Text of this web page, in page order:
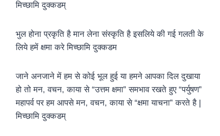
मिच्छामि दुक्कडम्
भुल होना प्रकृति है मान लेना संस्कृति है इसलिये की गई गलती के
लिये हमें क्षमा करे मिच्छामि दुक्कडम
जाने अनजाने में हम से कोई भूल हुई या हमने आपका दिल दुखाया
हो तो मन, वचन, काया से “उत्तम क्षमा” समभाव रखते हुए “पर्युषण”
महापर्व पर हम आपसे मन, वचन, काया से “क्षमा याचना” करते है |
मिच्छामि दुक्कडम्